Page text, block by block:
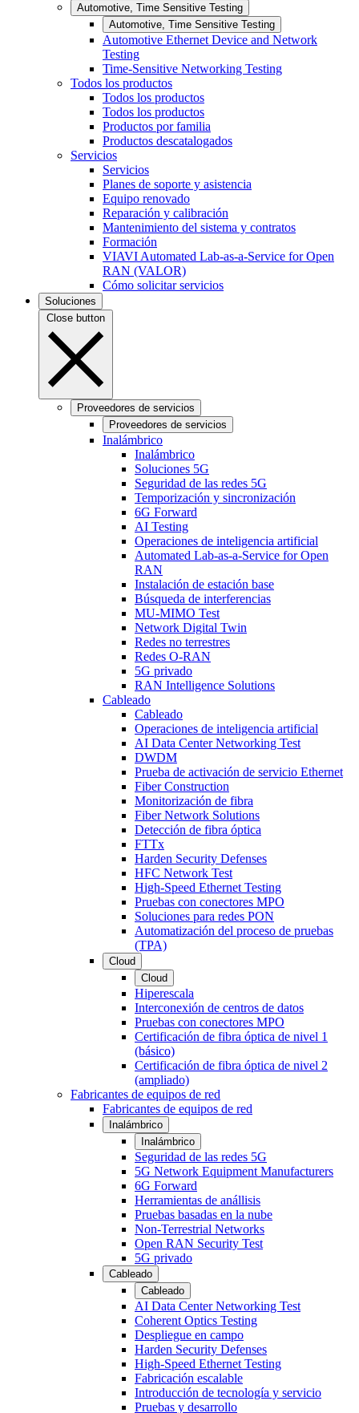
Automotive, Time Sensitive Testing
Automotive, Time Sensitive Testing
Automotive Ethernet Device and Network
Testing
Time-Sensitive Networking Testing
Todos los productos
Todos los productos
Todos los productos
Productos por familia
Productos descatalogados
Servicios
Servicios
Planes de soporte y asistencia
Equipo renovado
Reparación y calibración
Mantenimiento del sistema y contratos
Formación
VIAVI Automated Lab-as-a-Service for Open
RAN (VALOR)
Cómo solicitar servicios
Soluciones
Close button
Proveedores de servicios
Proveedores de servicios
Inalámbrico
Inalámbrico
Soluciones 5G
Seguridad de las redes 5G
Temporización y sincronización
6G Forward
AI Testing
Operaciones de inteligencia artificial
Automated Lab-as-a-Service for Open
RAN
Instalación de estación base
Búsqueda de interferencias
MU-MIMO Test
Network Digital Twin
Redes no terrestres
Redes O-RAN
5G privado
RAN Intelligence Solutions
Cableado
Cableado
Operaciones de inteligencia artificial
AI Data Center Networking Test
DWDM
Prueba de activación de servicio Ethernet
Fiber Construction
Monitorización de fibra
Fiber Network Solutions
Detección de fibra óptica
FTTx
Harden Security Defenses
HFC Network Test
High-Speed Ethernet Testing
Pruebas con conectores MPO
Soluciones para redes PON
Automatización del proceso de pruebas
(TPA)
Cloud
Cloud
Hiperescala
Interconexión de centros de datos
Pruebas con conectores MPO
Certificación de fibra óptica de nivel 1
(básico)
Certificación de fibra óptica de nivel 2
(ampliado)
Fabricantes de equipos de red
Fabricantes de equipos de red
Inalámbrico
Inalámbrico
Seguridad de las redes 5G
5G Network Equipment Manufacturers
6G Forward
Herramientas de anállisis
Pruebas basadas en la nube
Non-Terrestrial Networks
Open RAN Security Test
5G privado
Cableado
Cableado
AI Data Center Networking Test
Coherent Optics Testing
Despliegue en campo
Harden Security Defenses
High-Speed Ethernet Testing
Fabricación escalable
Introducción de tecnología y servicio
Pruebas y desarrollo